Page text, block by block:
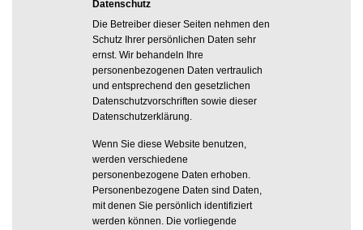
Datenschutz
Die Betreiber dieser Seiten nehmen den
Schutz Ihrer persönlichen Daten sehr
ernst. Wir behandeln Ihre
personenbezogenen Daten vertraulich
und entsprechend den gesetzlichen
Datenschutzvorschriften sowie dieser
Datenschutzerklärung.
Wenn Sie diese Website benutzen,
werden verschiedene
personenbezogene Daten erhoben.
Personenbezogene Daten sind Daten,
mit denen Sie persönlich identifiziert
werden können. Die vorliegende